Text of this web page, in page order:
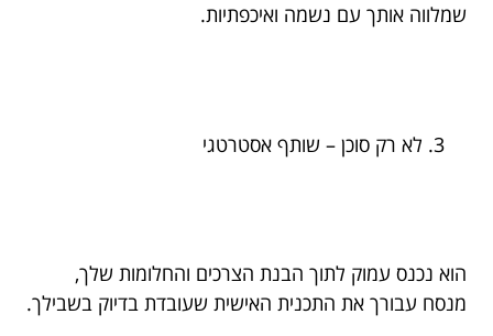
שמלווה אותך עם נשמה ואיכפתיות.
לא רק סוכן – שותף אסטרטגי
הוא נכנס עמוק לתוך הבנת הצרכים והחלומות שלך,
מנסח עבורך את התכנית האישית שעובדת בדיוק בשבילך.